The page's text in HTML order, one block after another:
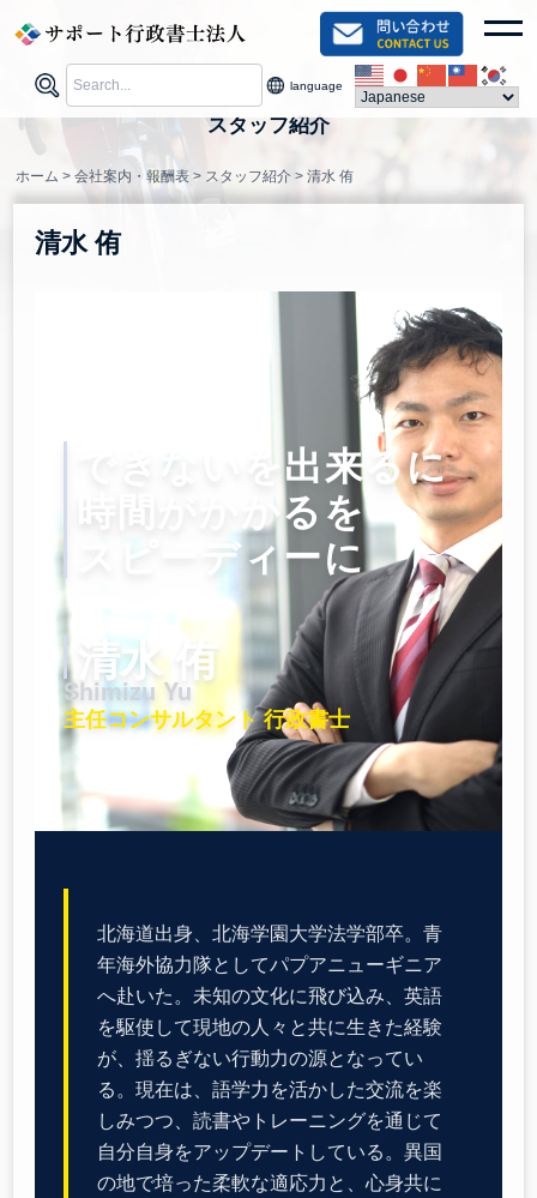
content
language
スタッフ紹介
ホーム >会社案内・報酬表 > スタッフ紹介 >清水 侑
清水 侑
できないを出来るに
時間がかかるを
スピーディーに
清水 侑
Shimizu Yu
主任コンサルタント 行政書士
北海道出身、北海学園大学法学部卒。青
年海外協力隊としてパプアニューギニア
へ赴いた。未知の文化に飛び込み、英語
を駆使して現地の人々と共に生きた経験
が、揺るぎない行動力の源となってい
る。現在は、語学力を活かした交流を楽
しみつつ、読書やトレーニングを通じて
自分自身をアップデートしている。異国
の地で培った柔軟な適応力と、心身共に